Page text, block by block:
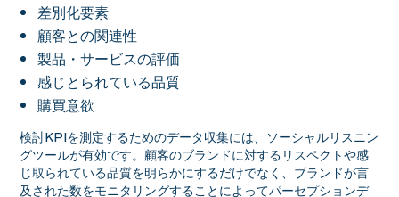
差別化要素
顧客との関連性
製品・サービスの評価
感じとられている品質
購買意欲
検討KPIを測定するためのデータ収集には、ソーシャルリスニン
グツールが有効です。顧客のブランドに対するリスペクトや感
じ取られている品質を明らかにするだけでなく、ブランドが言
及された数をモニタリングすることによってパーセプションデ